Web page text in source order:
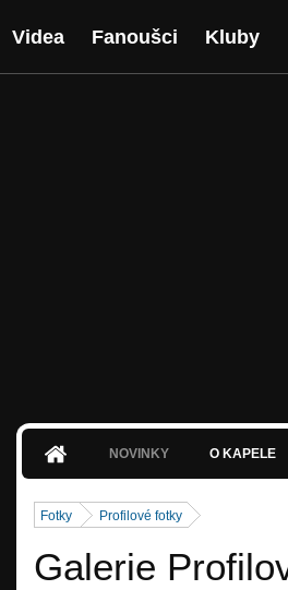
Videa Fanoušci Kluby
NOVINKY O KAPELE
Fotky Profilové fotky
Galerie